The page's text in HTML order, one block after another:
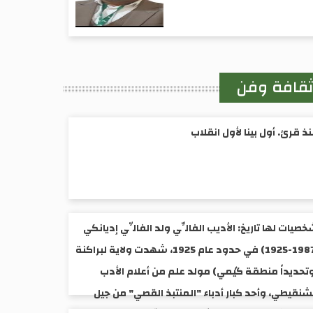
ثقافة وفن
قرئ. أول بينا لأول انقلاب
لها تاريخ: الأديب الفالِّي ولد الفالِّي إديانكي
(1987-1925) ​في حدود عام 1925، شهدت ولاية لبراكنة
منطقة گيمي) مولد علم من أعلام الأدب
وأحد كبار أدباء "المنتبذ القصي" من جيل